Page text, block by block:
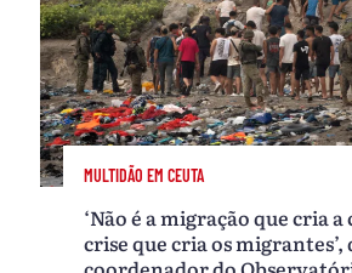
MULTIDÃO EM CEUTA
‘Não é a migração que cria a
crise que cria os migrantes’,